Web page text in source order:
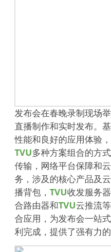
发布会在春晚录制现场
直播制作和实时发布。
性能和良好的应用体验
TVU多种方案组合的方
传输，网络平台保障和
务，涉及的核心产品及
播背包， TVU收发服务器
合路由器和TVU云推流
合应用，为发布会一站
利完成，提供了强有力的